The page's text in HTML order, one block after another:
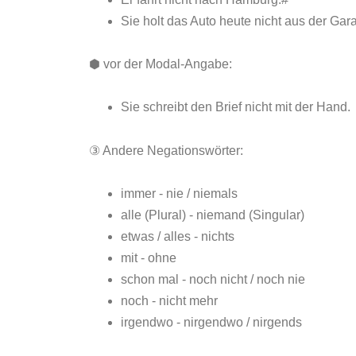
Sie holt das Auto heute nicht aus der
⬢ vor der Modal-Angabe:
Sie schreibt den Brief nicht mit der Hand.
③ Andere Negationswörter:
immer - nie / niemals
alle (Plural) - niemand (Singular)
etwas / alles - nichts
mit - ohne
schon mal - noch nicht / noch nie
noch - nicht mehr
irgendwo - nirgendwo / nirgends